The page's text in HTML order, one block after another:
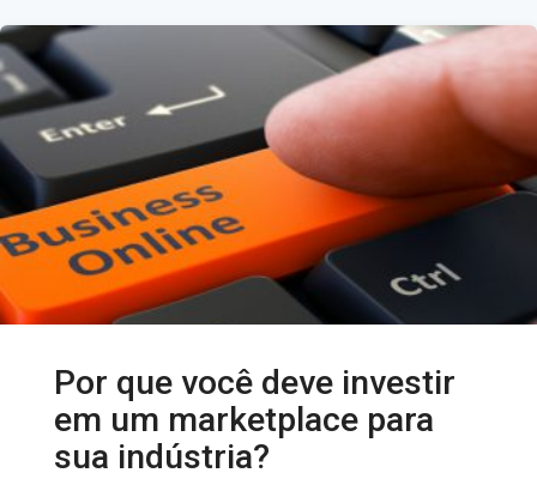
destaque à toa: em um único espaço, os consumidores
podem buscar e encontrar diversos produtos e serviços,
permitindo o dinamismo da compra e a avaliação das
marcas. Dessa forma, o marketplace permite a pesquisa
de preço, a avaliação sobre produtos e
Por que você deve investir
em um marketplace para
sua indústria?